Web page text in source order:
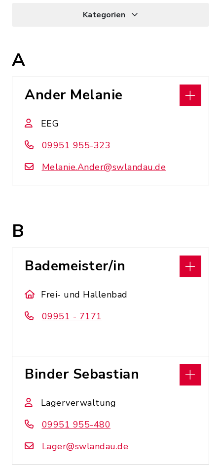
Kategorien
A
Ander Melanie
EEG
09951 955-323
Melanie.Ander@swlandau.de
B
Bademeister/in
Frei- und Hallenbad
09951 - 7171
Binder Sebastian
Lagerverwaltung
09951 955-480
Lager@swlandau.de